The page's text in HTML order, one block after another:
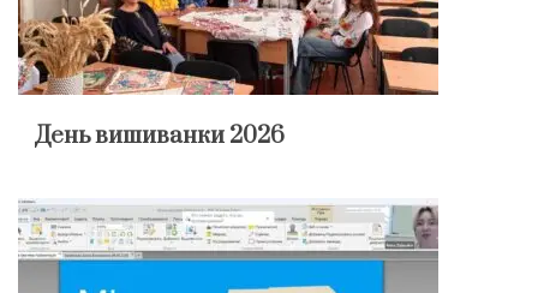
День вишиванки 2026